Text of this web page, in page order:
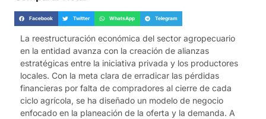
Facebook Twitter WhatsApp Telegram
La reestructuración económica del sector agropecuario
en la entidad avanza con la creación de alianzas
estratégicas entre la iniciativa privada y los productores
locales. Con la meta clara de erradicar las pérdidas
financieras por falta de compradores al cierre de cada
ciclo agrícola, se ha diseñado un modelo de negocio
enfocado en la planeación de la oferta y la demanda. A